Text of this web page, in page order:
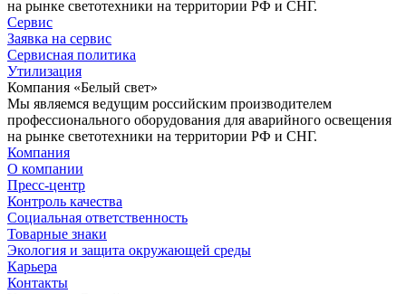
на рынке светотехники на территории РФ и СНГ.
Сервис
Заявка на сервис
Сервисная политика
Утилизация
Компания «Белый свет»
Мы являемся ведущим российским производителем
профессионального оборудования для аварийного освещения
на рынке светотехники на территории РФ и СНГ.
Компания
О компании
Пресс-центр
Контроль качества
Социальная ответственность
Товарные знаки
Экология и защита окружающей среды
Карьера
Контакты